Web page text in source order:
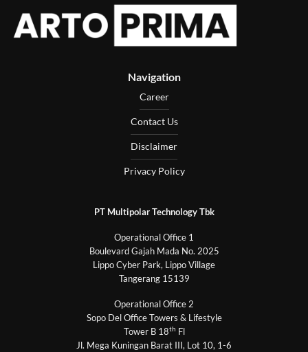
Navigation
Career
Contact Us
Disclaimer
Privacy Policy
PT Multipolar Technology Tbk
Operational Office 1
Boulevard Gajah Mada No. 2025
Lippo Cyber Park, Lippo Village
Tangerang 15139
Operational Office 2
Sopo Del Office Towers & Lifestyle
Tower B 18th Fl
Jl. Mega Kuningan Barat III, Lot 10, 1-6